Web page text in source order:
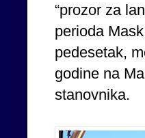
“prozor za
perioda
pedesetak,
godine na
stanovnika.